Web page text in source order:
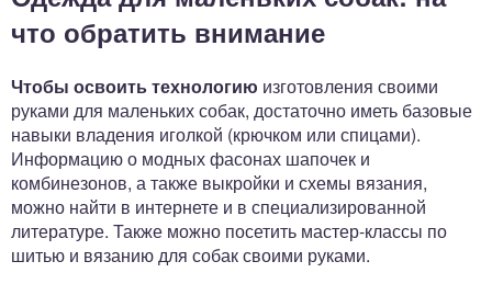
что обратить внимание
Чтобы освоить технологию изготовления своими
руками для маленьких собак, достаточно иметь базовые
навыки владения иголкой (крючком или спицами).
Информацию о модных фасонах шапочек и
комбинезонов, а также выкройки и схемы вязания,
можно найти в интернете и в специализированной
литературе. Также можно посетить мастер-классы по
шитью и вязанию для собак своими руками.